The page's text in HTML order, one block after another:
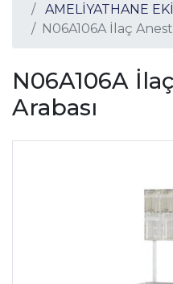
AMELİYATHANE
N06A106A İlaç
N06A106A
Arabası